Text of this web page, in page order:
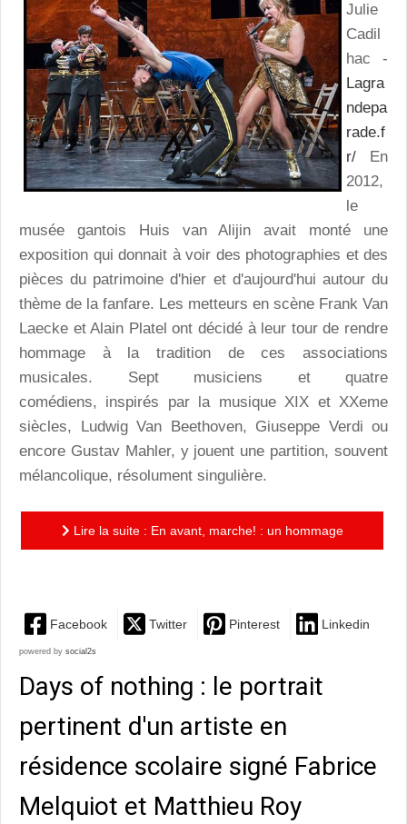
Julie
Cadil
hac -
Lagra
ndepa
rade.f
r/ En
2012,
le
musée gantois Huis van Alijin avait monté une
exposition qui donnait à voir des photographies et des
pièces du patrimoine d'hier et d'aujourd'hui autour du
thème de la fanfare. Les metteurs en scène Frank Van
Laecke et Alain Platel ont décidé à leur tour de rendre
hommage à la tradition de ces associations
musicales. Sept musiciens et quatre
comédiens, inspirés par la musique XIX et XXeme
siècles, Ludwig Van Beethoven, Giuseppe Verdi ou
encore Gustav Mahler, y jouent une partition, souvent
mélancolique, résolument singulière.
Lire la suite : En avant, marche! : un hommage
Facebook Twitter Pinterest Linkedin
powered by social2s
Days of nothing : le portrait
pertinent d'un artiste en
résidence scolaire signé Fabrice
Melquiot et Matthieu Roy